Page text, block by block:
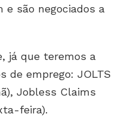
e são negociados a
já que teremos a
de emprego: JOLTS
Jobless Claims
feira).